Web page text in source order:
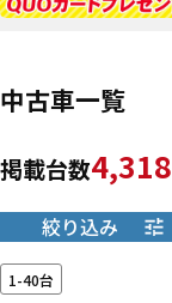
中古車一覧
掲載台数4,318
絞り込み
1-40台